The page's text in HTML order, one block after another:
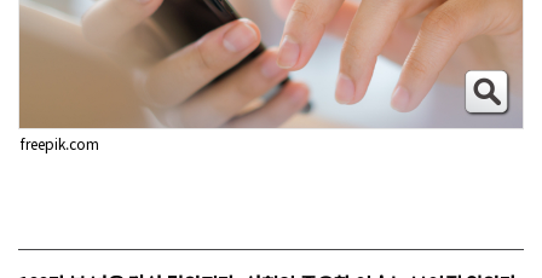
freepik.com